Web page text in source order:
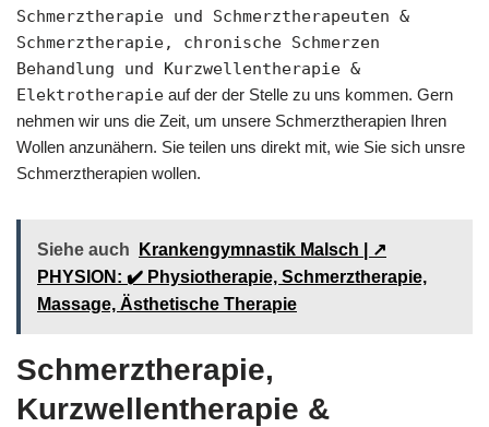
Schmerztherapie und Schmerztherapeuten &
Schmerztherapie, chronische Schmerzen
Behandlung und Kurzwellentherapie &
Elektrotherapie auf der der Stelle zu uns kommen. Gern
nehmen wir uns die Zeit, um unsere Schmerztherapien Ihren
Wollen anzunähern. Sie teilen uns direkt mit, wie Sie sich unsre
Schmerztherapien wollen.
Siehe auch
Krankengymnastik Malsch | ↗️
PHYSION: ✔️ Physiotherapie, Schmerztherapie,
Massage, Ästhetische Therapie
Schmerztherapie,
Kurzwellentherapie &